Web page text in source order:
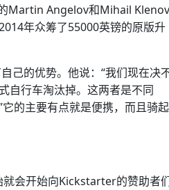
Martin Angelov和Mihail Klenov
年众筹了55000英镑的原版升
己的优势。他说：“我们现在决
自行车淘汰掉。这两者是不同
的主要有点就是便携，而且骑起
会开始向Kickstarter的赞助者